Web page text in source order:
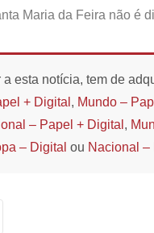
Maria da Feira não é
a esta notícia, tem de
+ Digital , Mundo –
– Papel + Digital ,
– Digital ou Nacional –